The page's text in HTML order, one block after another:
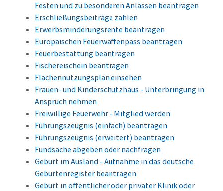
Festen und zu besonderen Anlässen beantragen
Erschließungsbeiträge zahlen
Erwerbsminderungsrente beantragen
Europäischen Feuerwaffenpass beantragen
Feuerbestattung beantragen
Fischereischein beantragen
Flächennutzungsplan einsehen
Frauen- und Kinderschutzhaus - Unterbringung in
Anspruch nehmen
Freiwillige Feuerwehr - Mitglied werden
Führungszeugnis (einfach) beantragen
Führungszeugnis (erweitert) beantragen
Fundsache abgeben oder nachfragen
Geburt im Ausland - Aufnahme in das deutsche
Geburtenregister beantragen
Geburt in öffentlicher oder privater Klinik oder